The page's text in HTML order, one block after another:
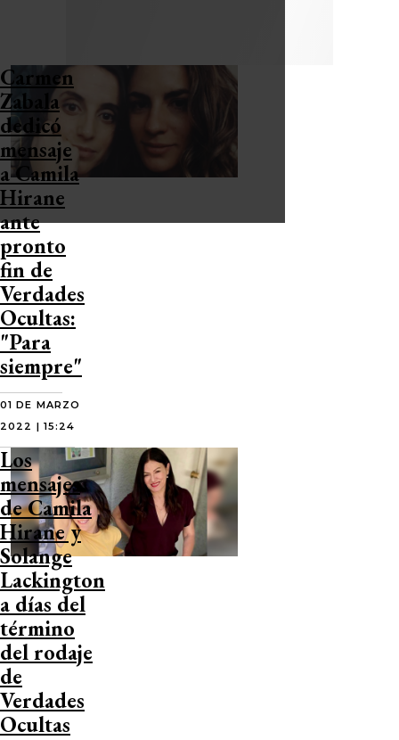
Carmen
Zabala
dedicó
mensaje
a Camila
Hirane
ante
pronto
fin de
Verdades
Ocultas:
"Para
siempre"
01 DE MARZO
2022 | 15:24
Los
mensajes
de Camila
Hirane y
Solange
Lackington
a días del
término
del rodaje
de
Verdades
Ocultas